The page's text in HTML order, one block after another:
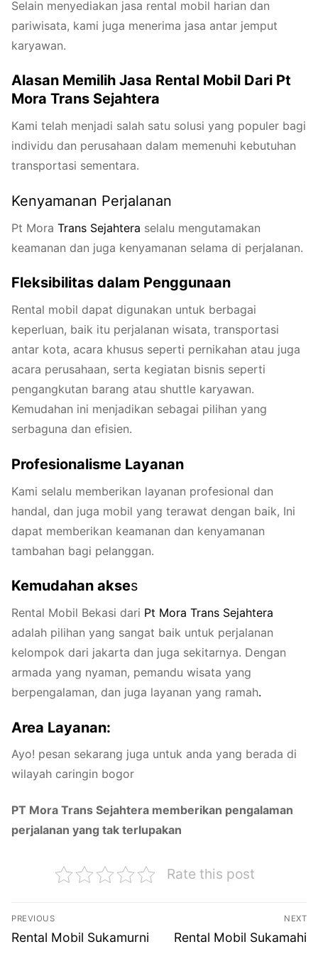
Selain menyediakan jasa rental mobil harian dan
pariwisata, kami juga menerima jasa antar jemput
karyawan.
Alasan Memilih Jasa Rental Mobil Dari Pt
Mora Trans Sejahtera
Kami telah menjadi salah satu solusi yang populer bagi
individu dan perusahaan dalam memenuhi kebutuhan
transportasi sementara.
Kenyamanan Perjalanan
Pt Mora Trans Sejahtera selalu mengutamakan
keamanan dan juga kenyamanan selama di perjalanan.
Fleksibilitas dalam Penggunaan
Rental mobil dapat digunakan untuk berbagai
keperluan, baik itu perjalanan wisata, transportasi
antar kota, acara khusus seperti pernikahan atau juga
acara perusahaan, serta kegiatan bisnis seperti
pengangkutan barang atau shuttle karyawan.
Kemudahan ini menjadikan sebagai pilihan yang
serbaguna dan efisien.
Profesionalisme Layanan
Kami selalu memberikan layanan profesional dan
handal, dan juga mobil yang terawat dengan baik, Ini
dapat memberikan keamanan dan kenyamanan
tambahan bagi pelanggan.
Kemudahan akses
Rental Mobil Bekasi dari Pt Mora Trans Sejahtera
adalah pilihan yang sangat baik untuk perjalanan
kelompok dari jakarta dan juga sekitarnya. Dengan
armada yang nyaman, pemandu wisata yang
berpengalaman, dan juga layanan yang ramah.
Area Layanan:
Ayo! pesan sekarang juga untuk anda yang berada di
wilayah caringin bogor
PT Mora Trans Sejahtera memberikan pengalaman
perjalanan yang tak terlupakan
Rate this post
Navigasi
pos
PREVIOUS
Previous
Rental Mobil Sukamurni
NEXT
Next
Rental Mobil Sukamahi